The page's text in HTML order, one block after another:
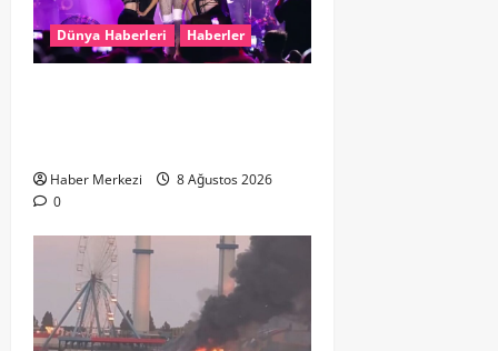
Dünya Haberleri Haberler
Haber Merkezi
8 Ağustos 2026
0